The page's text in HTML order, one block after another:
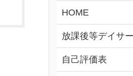
HOME
放課後等デイサ
自己評価表